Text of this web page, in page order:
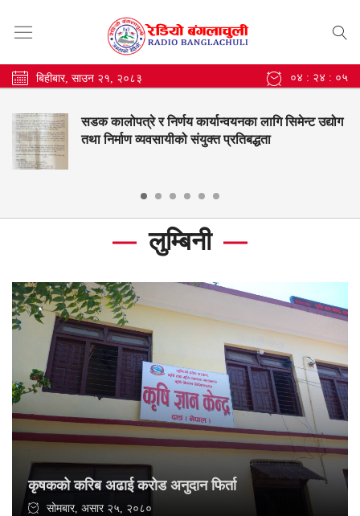
बिहीबार, साउन २१, २०८३ ०४ : २४ : ०७
उद्योग
बंगलाचुली गाउँपालिकाको सामुदायिक
नतिजामा सुधार, महेन्द्र मावि श्रीवारी उत्कृष्ट
लुम्बिनी
कृषकको करिब अढाई करोड अनुदान फिर्ता
सोमबार, असार २५, २०८०